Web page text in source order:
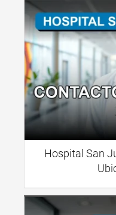
Hospital San